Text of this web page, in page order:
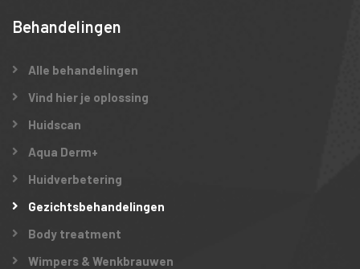
Behandelingen
Alle behandelingen
Vind hier je oplossing
Huidscan
Aqua Derm+
Huidverbetering
Gezichtsbehandelingen
Body treatment
Wimpers & Wenkbrauwen